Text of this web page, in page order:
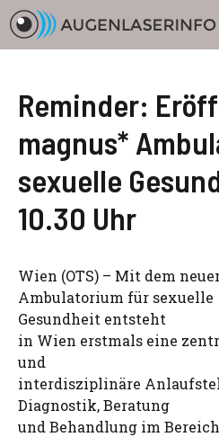
Zum
Inhalt
springen
Reminder:
magnus*
sexuelle
10.30 Uhr
Wien (OTS) – Mit dem
Ambulatorium für sexuelle
Gesundheit entsteht
in Wien erstmals eine
und
interdisziplinäre
Diagnostik, Beratung
und Behandlung im